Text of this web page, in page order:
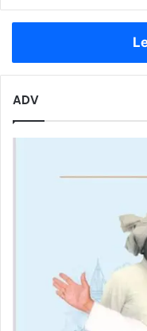
पत्तागोभी,
किस्म
बीज
ADV